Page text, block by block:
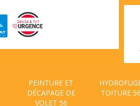
PEINTURE ET
DÉCAPAGE DE
VOLET 56
TOITURE 56